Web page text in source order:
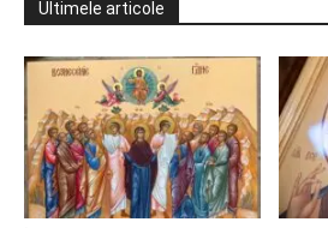
Ultimele articole